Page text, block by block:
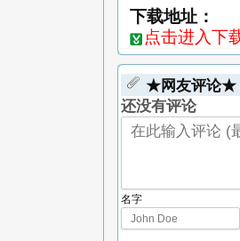
下载地址：
点击进入下
★网友评论★
还没有评论
名字